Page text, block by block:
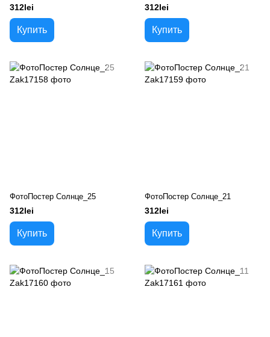
312lei
Купить
312lei
Купить
ФотоПостер Солнце_25
312lei
Купить
ФотоПостер Солнце_21
312lei
Купить